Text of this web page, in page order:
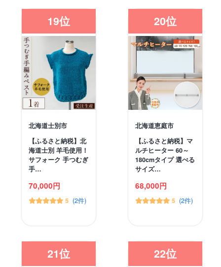
19位
北海道士別市
【ふるさと納税】北
海道士別 羊毛使用！
サフォーク 手つむぎ
手…
70,000円
5 (2件)
20位
北海道恵庭市
【ふるさと納税】マ
ルチヒーター 60～
180cmタイプ 選べる
サイズ…
68,000円
5 (2件)
21位 22位